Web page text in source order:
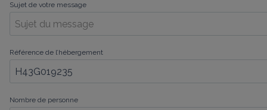
Sujet de votre message
Référence de l’hébergement
Nombre de personne